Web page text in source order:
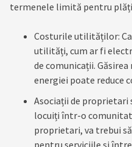
termenele limită pentru
Costurile utilităților:
utilități, cum ar fi
de comunicații.
energiei poate reduce
Asociații de proprietari
locuiți într-o
proprietari, va trebui